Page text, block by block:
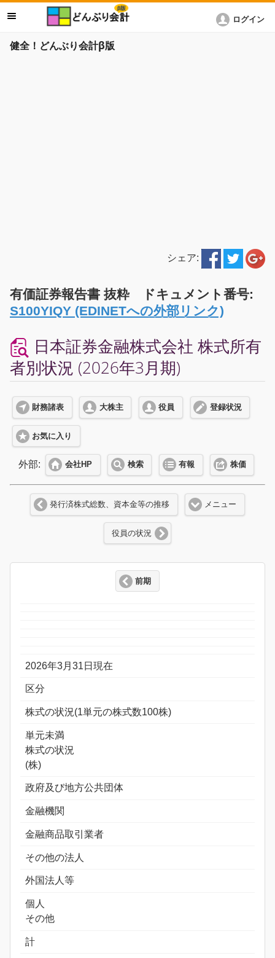
健全！どんぶり会計β版
ログイン
シェア:
有価証券報告書 抜粋 ドキュメント番号:
S100YIQY (EDINETへの外部リンク)
日本証券金融株式会社 株式所有
者別状況 (2026年3月期)
財務諸表 大株主 役員 登録状況
お気に入り
外部: 会社HP 検索 有報 株価
発行済株式総数、資本金等の推移 メニュー
役員の状況
前期
2026年3月31日現在
区分
株式の状況(1単元の株式数100株)
単元未満
株式の状況
(株)
政府及び地方公共団体
金融機関
金融商品取引業者
その他の法人
外国法人等
個人
その他
計